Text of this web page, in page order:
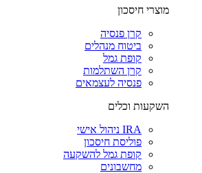
מוצרי חיסכון
קרן פנסיה
ביטוח מנהלים
קופת גמל
קרן השתלמות
פנסיה לעצמאים
השקעות וכלים
IRA ניהול אישי
פוליסת חיסכון
קופת גמל להשקעה
מחשבונים